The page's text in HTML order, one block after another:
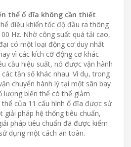
thể ổ đĩa không cần thiết
điều khiển tốc độ đầu ra thông
Hz. Nhờ công suất quá tải cao,
có một loại động cơ duy nhất
vì các kích cỡ động cơ khác
cầu hiệu suất, nó được vận hành
tần số khác nhau. Ví dụ, trong
chuyển hành lý tại một sân bay
lượng biến thể có thể giảm
thể của 11 cấu hình ổ đĩa được sử
giải pháp hệ thống tiêu chuẩn,
pháp tiêu chuẩn đã được kiểm
dụng một cách an toàn.